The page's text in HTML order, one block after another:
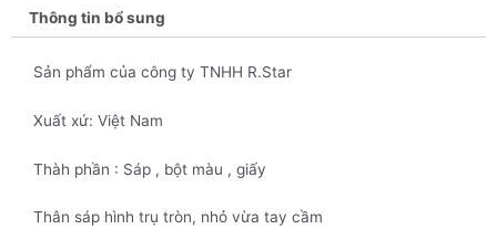
Thông tin bổ sung
Sản phẩm của công ty TNHH R.Star
Xuất xứ: Việt Nam
Thàh phần : Sáp , bột màu , giấy
Thân sáp hình trụ tròn, nhỏ vừa tay cầm